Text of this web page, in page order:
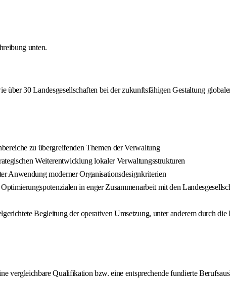
unten.
30 Landesgesellschaften bei der zukunftsfähigen Gestaltung
zu übergreifenden Themen der Verwaltung
Weiterentwicklung lokaler Verwaltungsstrukturen
Anwendung moderner Organisationsdesignkriterien
in enger Zusammenarbeit mit den
Begleitung der operativen Umsetzung, unter anderem durch
vergleichbare Qualifikation bzw. eine entsprechende fundierte